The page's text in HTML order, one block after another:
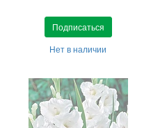
Подписаться
Нет в наличии